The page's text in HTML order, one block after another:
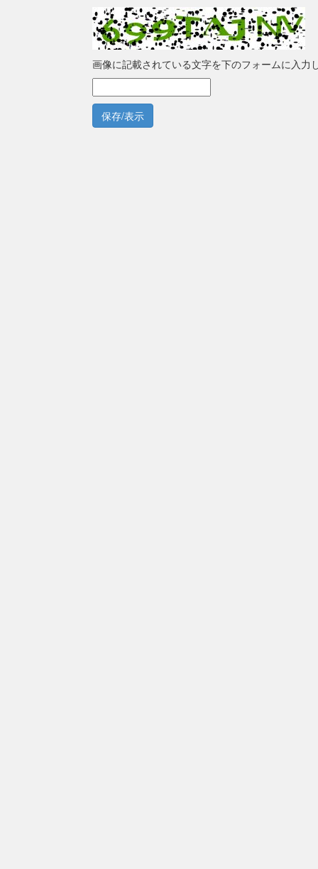
画像に記載されている文字を下のフォームに入力
保存/表示